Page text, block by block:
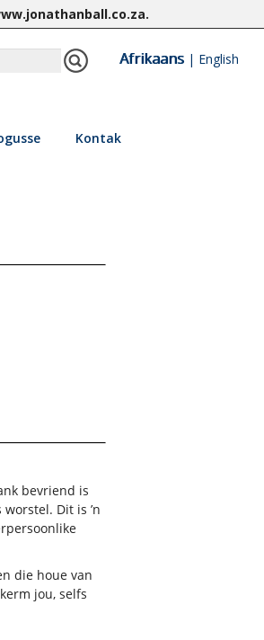
.
Afrikaans| English
Kontak
bevriend is
Dit is ’n
die houe van
jou, selfs